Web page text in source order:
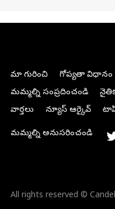
మా గురించి గోప్యతా విధానం
మమ్మల్ని సంప్రదించండి
వార్తలు
న్యూస్ ఆర్కైవ్
మమ్మల్ని అనుసరించండి
All rights reserved ©